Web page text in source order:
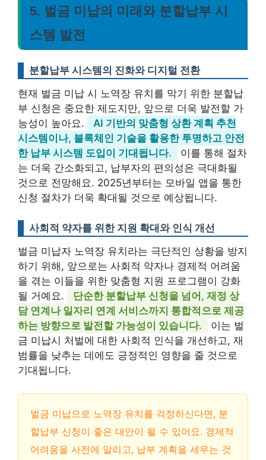
5. 벌금 미납의 미래와 분할납부 시
스템 발전
분할납부 시스템의 진화와 디지털 전환
현재 벌금 미납 시 노역장 유치를 막기 위한 분할납
부 신청은 중요한 제도지만, 앞으로 더욱 발전할 가
능성이 높아요.
AI 기반의 맞춤형 상환 계획 추천
시스템이나, 블록체인 기술을 활용한 투명하고 안전
한 납부 시스템 도입이 기대됩니다.
이를 통해 절차
는 더욱 간소화되고, 납부자의 편의성은 극대화될
것으로 전망해요. 2025년부터는 모바일 앱을 통한
신청 절차가 더욱 확대될 것으로 예상됩니다.
사회적 약자를 위한 지원 확대와 인식 개선
벌금 미납자 노역장 유치라는 극단적인 상황을 방지
하기 위해, 앞으로는 사회적 약자나 경제적 어려움
을 겪는 이들을 위한 맞춤형 지원 프로그램이 강화
될 거예요.
단순한 분할납부 신청을 넘어, 재정 상
담 연계나 일자리 연계 서비스까지 통합적으로 제공
하는 방향으로 발전할 가능성이 있습니다.
이는 벌
금 미납시 처벌에 대한 사회적 인식을 개선하고, 재
범률을 낮추는 데에도 긍정적인 영향을 줄 것으로
기대됩니다.
벌금 미납으로 노역장 유치를 걱정하신다면, 분
할납부 신청이 좋은 대안이 될 수 있어요. 경제적
어려움을 사전에 알리고, 납부 계획을 세우는 것